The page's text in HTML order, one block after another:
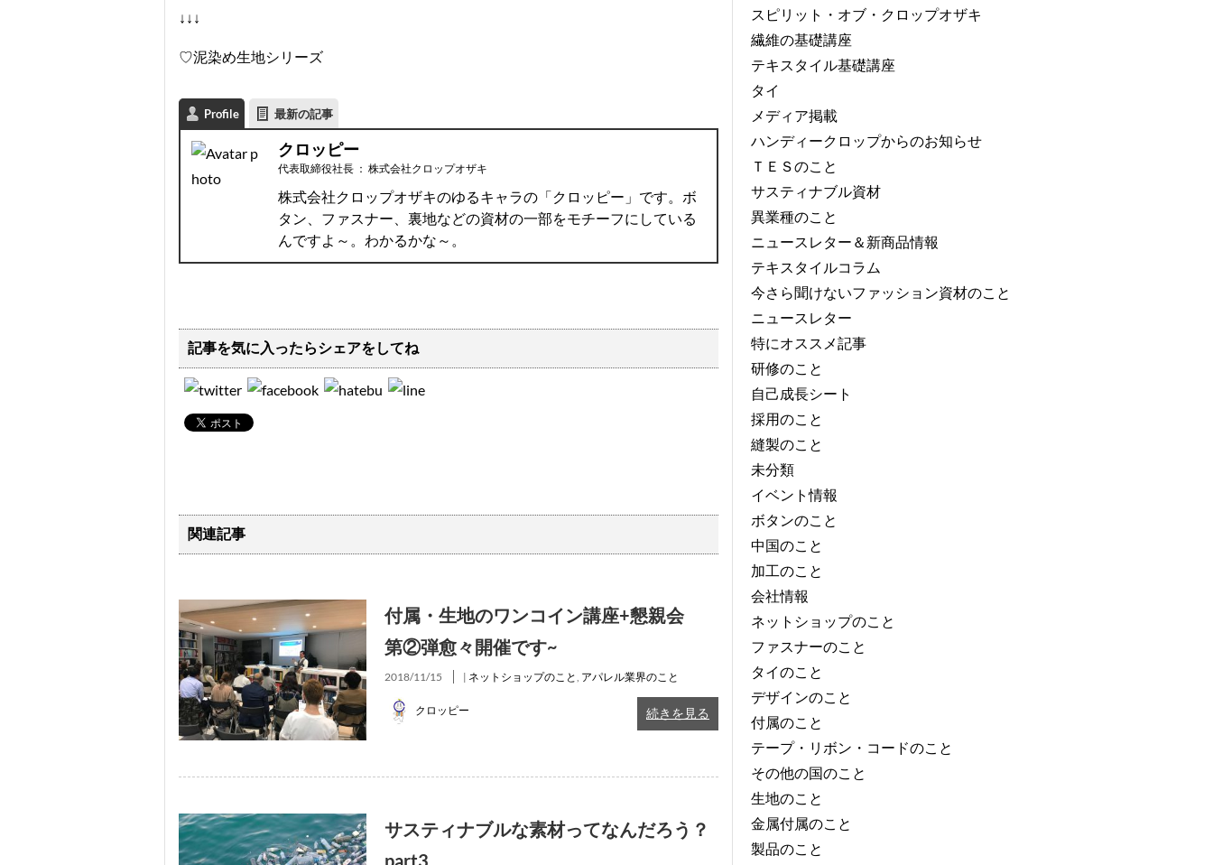
↓↓↓
♡泥染め生地シリーズ
Profile 最新の記事
クロッピー
代表取締役社長 ： 株式会社クロップオザキ
株式会社クロップオザキのゆるキャラの「クロッピー」です。ボ
タン、ファスナー、裏地などの資材の一部をモチーフにしている
んですよ～。わかるかな～。
記事を気に入ったらシェアをしてね
関連記事
付属・生地のワンコイン講座+懇親会
第②弾愈々開催です~
2018/11/15 | ネットショップのこと アパレル業界のこと
クロッピー 続きを見る
サスティナブルな素材ってなんだろう？
part3
スピリット・オブ・クロップオザキ
繊維の基礎講座
テキスタイル基礎講座
タイ
メディア掲載
ハンディークロップからのお知らせ
ＴＥＳのこと
サスティナブル資材
異業種のこと
ニュースレター＆新商品情報
テキスタイルコラム
今さら聞けないファッション資材のこと
ニュースレター
特にオススメ記事
研修のこと
自己成長シート
採用のこと
縫製のこと
未分類
イベント情報
ボタンのこと
中国のこと
加工のこと
会社情報
ネットショップのこと
ファスナーのこと
タイのこと
デザインのこと
付属のこと
テープ・リボン・コードのこと
その他の国のこと
生地のこと
金属付属のこと
製品のこと